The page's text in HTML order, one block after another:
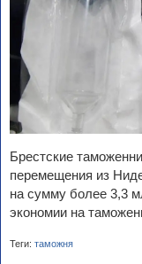
Брестские
перемещения из
на сумму более 3,3
экономии на
Теги: таможня